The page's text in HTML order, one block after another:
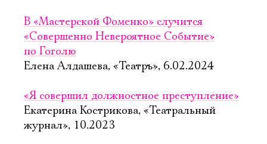
В «Мастерской Фоменко» случится
«Совершенно Невероятное Событие»
по Гоголю
Елена Алдашева, «Театръ», 6.02.2024
«Я совершил должностное преступление»
Екатерина Кострикова, «Театральный
журнал», 10.2023